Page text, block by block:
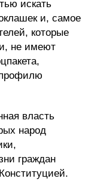
искать
и, самое
которые
не имеют
власть
народ
граждан